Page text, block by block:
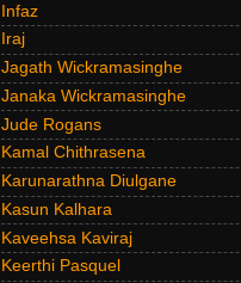
Infaz
Iraj
Jagath Wickramasinghe
Janaka Wickramasinghe
Jude Rogans
Kamal Chithrasena
Karunarathna Diulgane
Kasun Kalhara
Kaveehsa Kaviraj
Keerthi Pasquel